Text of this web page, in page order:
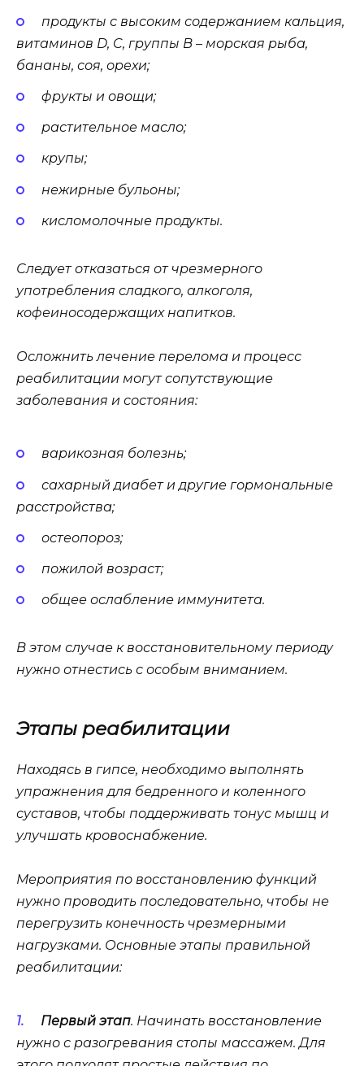
продукты с высоким содержанием кальция,
витаминов D, C, группы B – морская рыба,
бананы, соя, орехи;
фрукты и овощи;
растительное масло;
крупы;
нежирные бульоны;
кисломолочные продукты.
Следует отказаться от чрезмерного
употребления сладкого, алкоголя,
кофеиносодержащих напитков.
Осложнить лечение перелома и процесс
реабилитации могут сопутствующие
заболевания и состояния:
варикозная болезнь;
сахарный диабет и другие гормональные
расстройства;
остеопороз;
пожилой возраст;
общее ослабление иммунитета.
В этом случае к восстановительному периоду
нужно отнестись с особым вниманием.
Этапы реабилитации
Находясь в гипсе, необходимо выполнять
упражнения для бедренного и коленного
суставов, чтобы поддерживать тонус мышц и
улучшать кровоснабжение.
Мероприятия по восстановлению функций
нужно проводить последовательно, чтобы не
перегрузить конечность чрезмерными
нагрузками. Основные этапы правильной
реабилитации:
Первый этап. Начинать восстановление
нужно с разогревания стопы массажем. Для